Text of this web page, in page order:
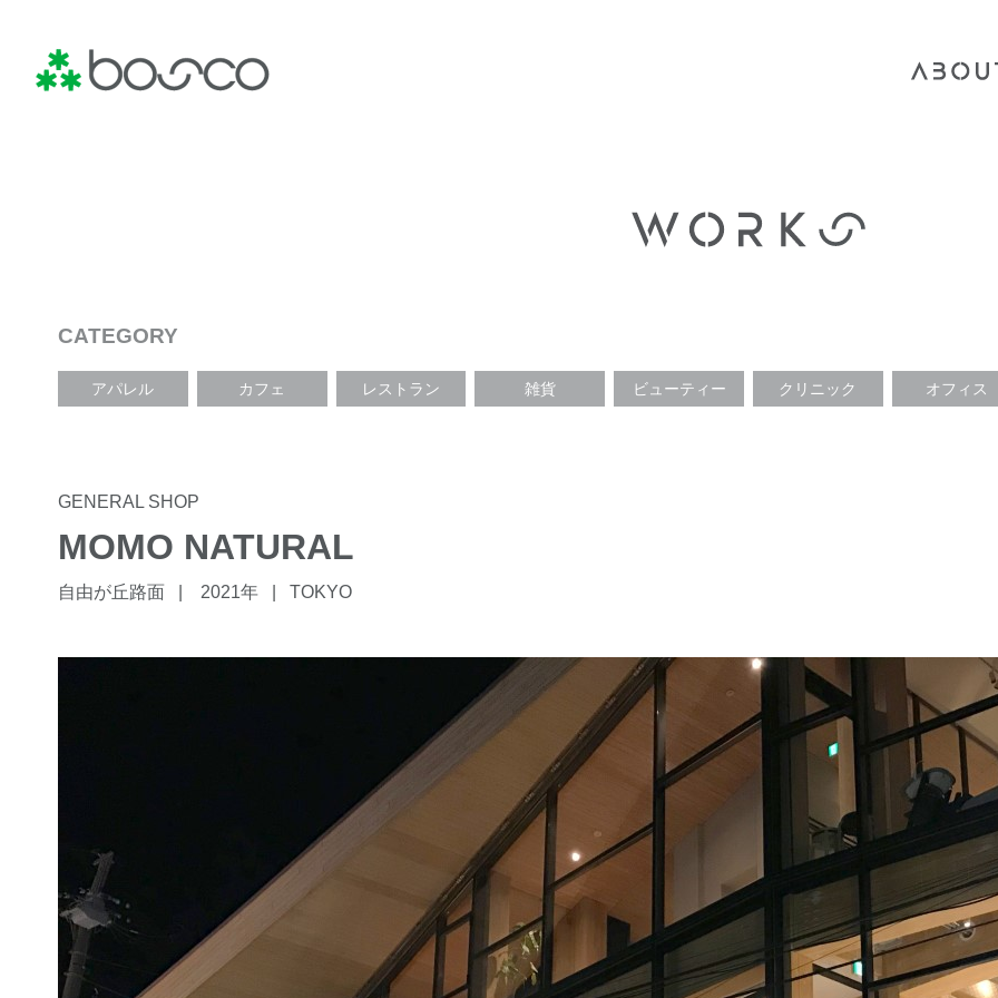
CATEGORY
アパレル カフェ レストラン 雑貨 ビューティー クリニック オフィス
GENERAL SHOP
MOMO NATURAL
自由が丘路面 2021年 TOKYO